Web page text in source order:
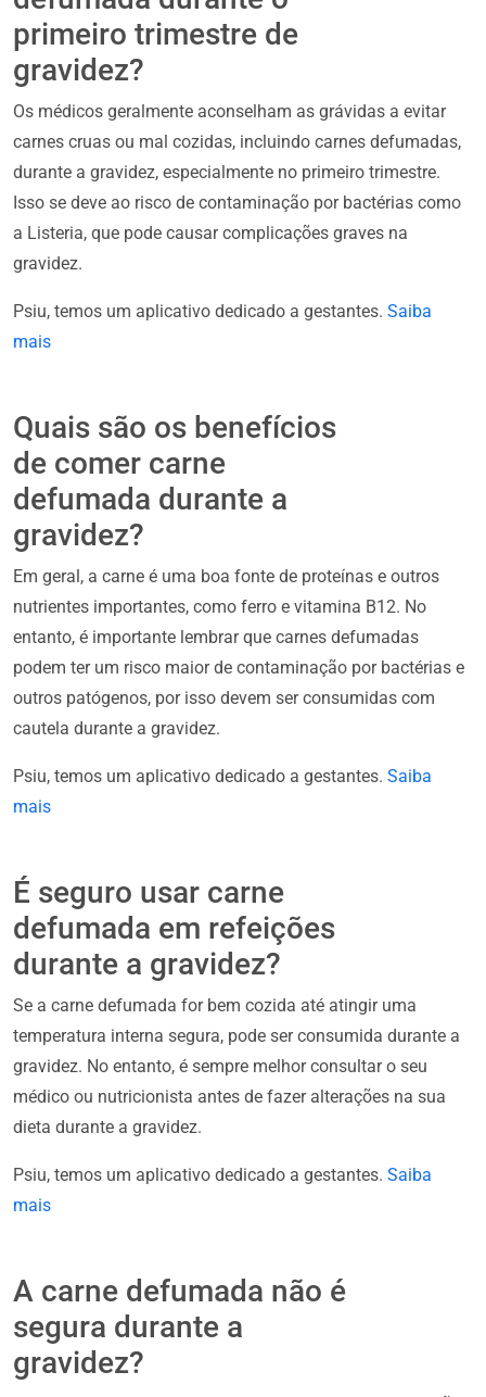
primeiro trimestre de
gravidez?
Os médicos geralmente aconselham as grávidas a evitar
carnes cruas ou mal cozidas, incluindo carnes defumadas,
durante a gravidez, especialmente no primeiro trimestre.
Isso se deve ao risco de contaminação por bactérias como
a Listeria, que pode causar complicações graves na
gravidez.
Psiu, temos um aplicativo dedicado a gestantes. Saiba
mais
Quais são os benefícios
de comer carne
defumada durante a
gravidez?
Em geral, a carne é uma boa fonte de proteínas e outros
nutrientes importantes, como ferro e vitamina B12. No
entanto, é importante lembrar que carnes defumadas
podem ter um risco maior de contaminação por bactérias e
outros patógenos, por isso devem ser consumidas com
cautela durante a gravidez.
Psiu, temos um aplicativo dedicado a gestantes. Saiba
mais
É seguro usar carne
defumada em refeições
durante a gravidez?
Se a carne defumada for bem cozida até atingir uma
temperatura interna segura, pode ser consumida durante a
gravidez. No entanto, é sempre melhor consultar o seu
médico ou nutricionista antes de fazer alterações na sua
dieta durante a gravidez.
Psiu, temos um aplicativo dedicado a gestantes. Saiba
mais
A carne defumada não é
segura durante a
gravidez?